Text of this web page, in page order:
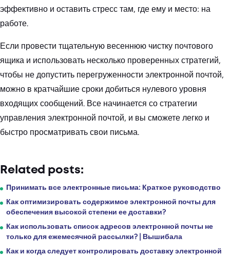
эффективно и оставить стресс там, где ему и место: на
работе.
Если провести тщательную весеннюю чистку почтового
ящика и использовать несколько проверенных стратегий,
чтобы не допустить перегруженности электронной почтой,
можно в кратчайшие сроки добиться нулевого уровня
входящих сообщений. Все начинается со стратегии
управления электронной почтой, и вы сможете легко и
быстро просматривать свои письма.
Related posts:
Принимать все электронные письма: Краткое руководство
Как оптимизировать содержимое электронной почты для
обеспечения высокой степени ее доставки?
Как использовать список адресов электронной почты не
только для ежемесячной рассылки? | Вышибала
Как и когда следует контролировать доставку электронной